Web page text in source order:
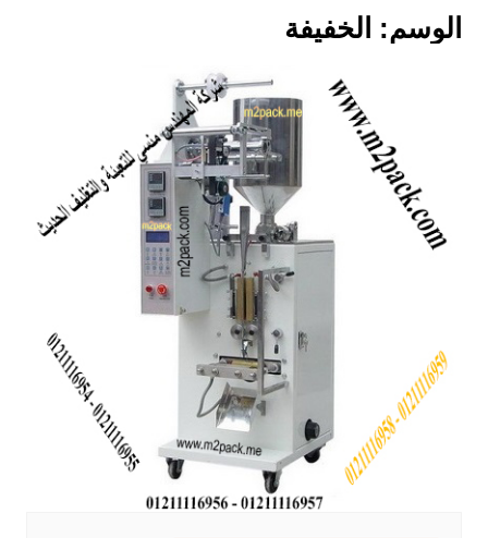
الوسم: الخفيفة